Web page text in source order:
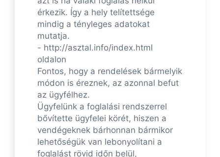
érkezik. Így a hely telítettsége
mindig a tényleges adatokat
mutatja.
- http://asztal.info/index.html
oldalon
Fontos, hogy a rendelések bármelyik
módon is éreznek, az azonnal befut
az ügyfélhez.
Ügyfelünk a foglalási rendszerrel
bővítette ügyfelei körét, hiszen a
vendégeknek bárhonnan bármikor
lehetőségük van lebonyolítani a
foglalást rövid időn belül,